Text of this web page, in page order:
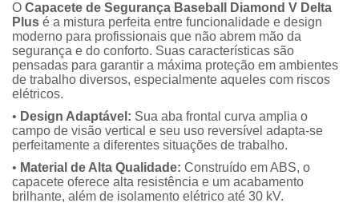
O Capacete de Segurança Baseball Diamond V Delta
Plus é a mistura perfeita entre funcionalidade e design
moderno para profissionais que não abrem mão da
segurança e do conforto. Suas características são
pensadas para garantir a máxima proteção em ambientes
de trabalho diversos, especialmente aqueles com riscos
elétricos.
• Design Adaptável: Sua aba frontal curva amplia o
campo de visão vertical e seu uso reversível adapta-se
perfeitamente a diferentes situações de trabalho.
• Material de Alta Qualidade: Construído em ABS, o
capacete oferece alta resistência e um acabamento
brilhante, além de isolamento elétrico até 30 kV.